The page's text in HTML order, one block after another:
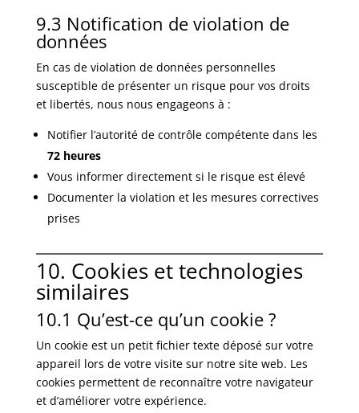
9.3 Notification de violation de
données
En cas de violation de données personnelles
susceptible de présenter un risque pour vos droits
et libertés, nous nous engageons à :
Notifier l’autorité de contrôle compétente dans les
72 heures
Vous informer directement si le risque est élevé
Documenter la violation et les mesures correctives
prises
10. Cookies et technologies
similaires
10.1 Qu’est-ce qu’un cookie ?
Un cookie est un petit fichier texte déposé sur votre
appareil lors de votre visite sur notre site web. Les
cookies permettent de reconnaître votre navigateur
et d’améliorer votre expérience.